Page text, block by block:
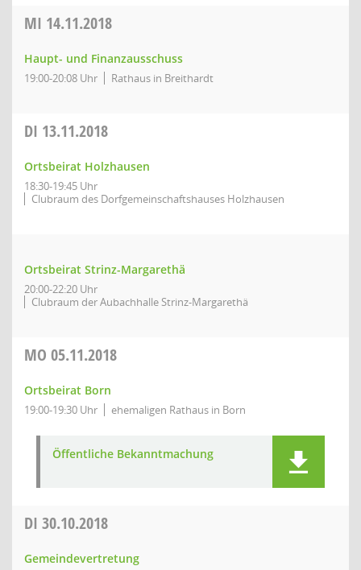
MI 14.11.2018
Haupt- und Finanzausschuss
19:00-20:08 Uhr Rathaus in Breithardt
DI 13.11.2018
Ortsbeirat Holzhausen
18:30-19:45 Uhr
Clubraum des Dorfgemeinschaftshauses Holzhausen
Ortsbeirat Strinz-Margarethä
20:00-22:20 Uhr
Clubraum der Aubachhalle Strinz-Margarethä
MO 05.11.2018
Ortsbeirat Born
19:00-19:30 Uhr ehemaligen Rathaus in Born
Öffentliche Bekanntmachung
DI 30.10.2018
Gemeindevertretung